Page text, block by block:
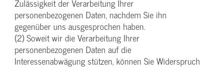
Zulässigkeit der Verarbeitung Ihrer
personenbezogenen Daten, nachdem Sie ihn
gegenüber uns ausgesprochen haben.
(2) Soweit wir die Verarbeitung Ihrer
personenbezogenen Daten auf die
Interessenabwägung stützen, können Sie Widerspruch